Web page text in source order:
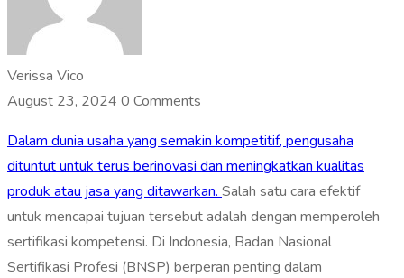
Verissa Vico
August 23, 2024 0 Comments
Dalam dunia usaha yang semakin kompetitif, pengusaha
dituntut untuk terus berinovasi dan meningkatkan kualitas
produk atau jasa yang ditawarkan. Salah satu cara efektif
untuk mencapai tujuan tersebut adalah dengan memperoleh
sertifikasi kompetensi. Di Indonesia, Badan Nasional
Sertifikasi Profesi (BNSP) berperan penting dalam